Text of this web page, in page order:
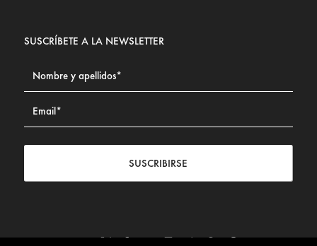
SUSCRÍBETE A LA NEWSLETTER
SUSCRIBIRSE